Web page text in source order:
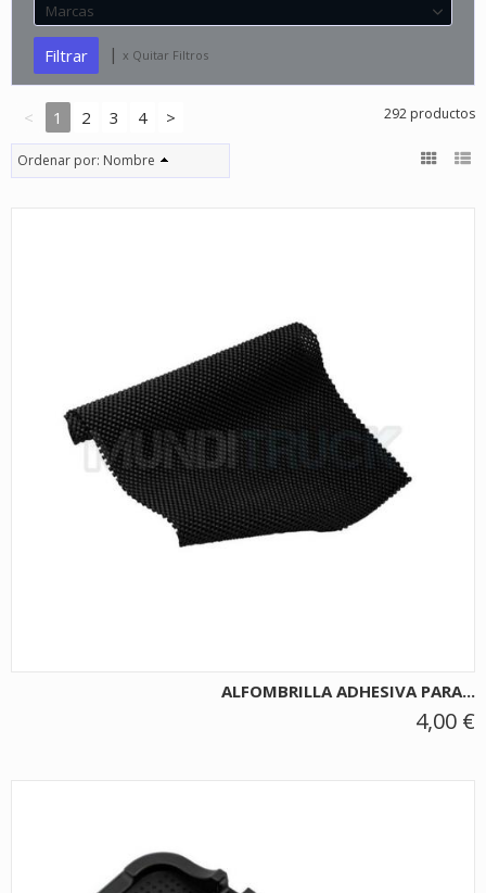
Marcas
| x Quitar Filtros
< 1 2 3 4 > 292 productos
Ordenar por: Nombre
ALFOMBRILLA ADHESIVA PARA...
4,00 €